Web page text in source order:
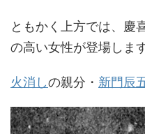
ともかく上方では、慶
の高い女性が登場します
火消しの親分・ 新門辰